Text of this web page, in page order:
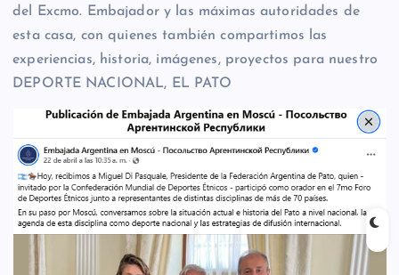
del Excmo. Embajador y las máximas autoridades de
esta casa, con quienes también compartimos las
experiencias, historia, imágenes, proyectos para nuestro
DEPORTE NACIONAL, EL PATO